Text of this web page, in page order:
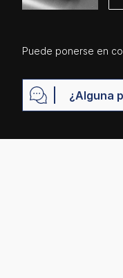
Puede ponerse en
¿Alguna